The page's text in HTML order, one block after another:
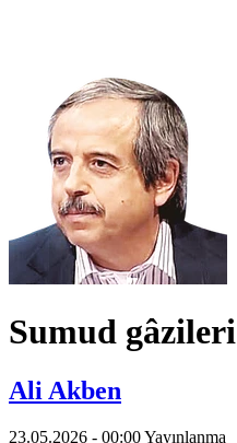
Sumud gâzileri
Ali Akben
23.05.2026 - 00:00Yayınlanma